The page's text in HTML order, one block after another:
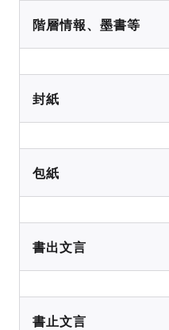
階層情報、墨書等
封紙
包紙
書出文言
書止文言